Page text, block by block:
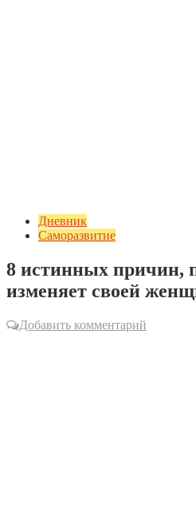
Дневник
Саморазвитие
8 истинных причин,
изменяет своей
Добавить комментарий